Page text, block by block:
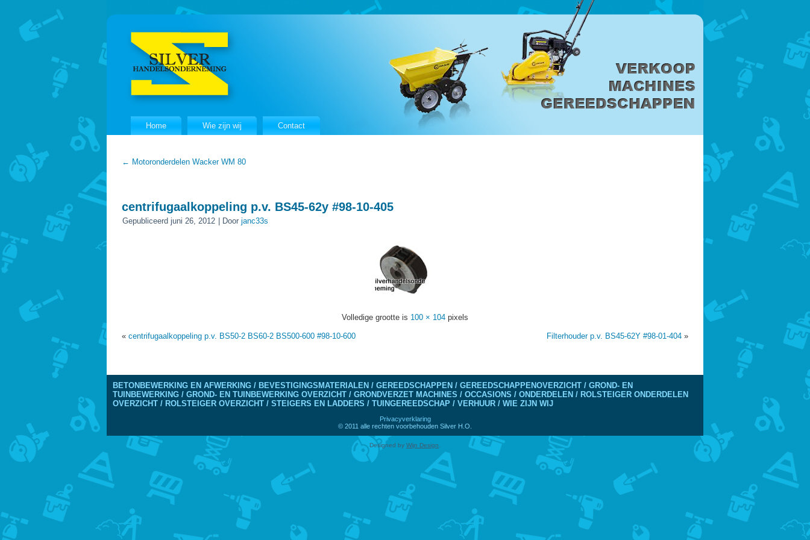
Home Wie zijn wij Contact
← Motoronderdelen Wacker WM 80
centrifugaalkoppeling p.v. BS45-62y #98-10-405
Gepubliceerd juni 26, 2012 Door janc33s
Volledige grootte is 100 × 104 pixels
« centrifugaalkoppeling p.v. BS50-2 BS60-2 BS500-600 #98-10-600 Filterhouder p.v. BS45-62Y #98-01-404 »
BETONBEWERKING EN AFWERKING / BEVESTIGINGSMATERIALEN / GEREEDSCHAPPEN / GEREEDSCHAPPENOVERZICHT / GROND- EN
TUINBEWERKING / GROND- EN TUINBEWERKING OVERZICHT / GRONDVERZET MACHINES / OCCASIONS / ONDERDELEN / ROLSTEIGER ONDERDELEN
OVERZICHT / ROLSTEIGER OVERZICHT / STEIGERS EN LADDERS / TUINGEREEDSCHAP / VERHUUR / WIE ZIJN WIJ
Privacyverklaring
© 2011 alle rechten voorbehouden Silver H.O.
Designed by Wijn Design